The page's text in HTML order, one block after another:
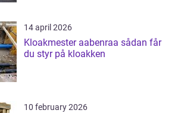
14 april 2026
Kloakmester aabenraa sådan får
du styr på kloakken
10 february 2026